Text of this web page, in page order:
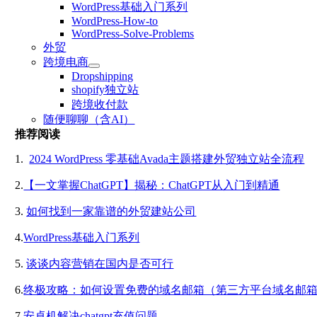
WordPress基础入门系列
WordPress-How-to
WordPress-Solve-Problems
外贸
跨境电商
Dropshipping
shopify独立站
跨境收付款
随便聊聊（含AI）
推荐阅读
1. 2024 WordPress 零基础Avada主题搭建外贸独立站全流程
2. 【一文掌握ChatGPT】揭秘：ChatGPT从入门到精通
3.如何找到一家靠谱的外贸建站公司
4.WordPress基础入门系列
5.谈谈内容营销在国内是否可行
6.终极攻略：如何设置免费的域名邮箱（第三方平台域名邮箱